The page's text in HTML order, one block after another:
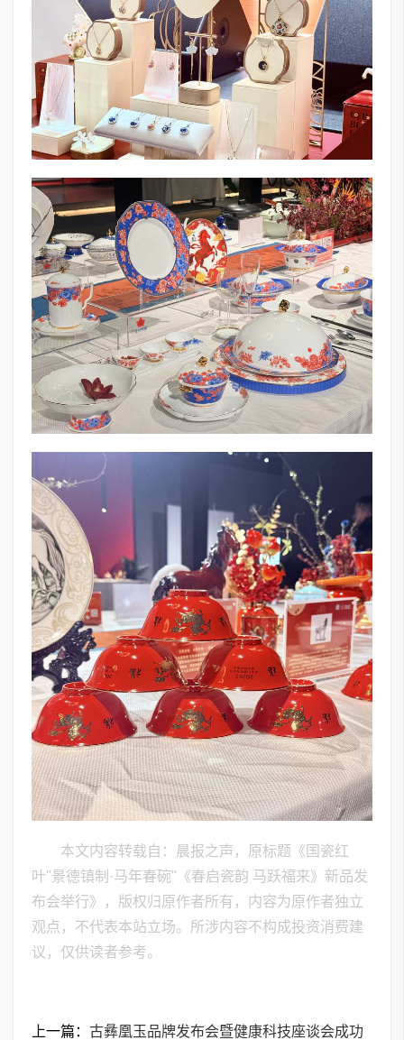
本文内容转载自：晨报之声，原标题《国瓷红
叶"景德镇制·马年春碗"《春启瓷韵 马跃福来》新品发
布会举行》，版权归原作者所有，内容为原作者独立
观点，不代表本站立场。所涉内容不构成投资消费建
议，仅供读者参考。
上一篇： 古彝凰玉品牌发布会暨健康科技座谈会成功